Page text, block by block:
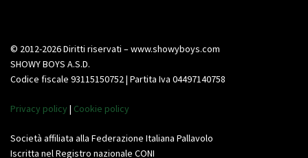
© 2012-2026 Diritti riservati – www.showyboys.com
SHOWY BOYS A.S.D.
Codice fiscale 93115150752 | Partita Iva 04497140758
Privacy policy | Cookie policy
Società affiliata alla Federazione Italiana Pallavolo
Iscritta nel Registro nazionale CONI